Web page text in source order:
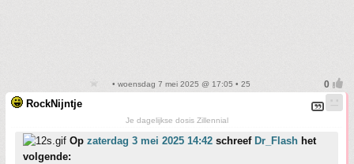
• woensdag 7 mei 2025 @ 17:05 • 25
RockNijntje
Je dagelijkse dosis Zillennial
Op zaterdag 3 mei 2025 14:42 schreef Dr_Flash het
volgende: